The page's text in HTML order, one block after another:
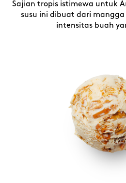
Sajian tropis istimewa untuk
susu ini dibuat dari
intensitas buah